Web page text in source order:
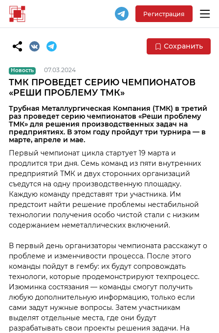
Регистрация
Сохранить
Новость 07.03.2024
ТМК ПРОВЕДЕТ СЕРИЮ ЧЕМПИОНАТОВ
«РЕШИ ПРОБЛЕМУ ТМК»
Трубная Металлургическая Компания (ТМК) в третий
раз проведет серию чемпионатов «Реши проблему
ТМК» для решения производственных задач на
предприятиях. В этом году пройдут три турнира — в
марте, апреле и мае.
Первый чемпионат цикла стартует 19 марта и
продлится три дня. Семь команд из пяти внутренних
предприятий ТМК и двух сторонних организаций
съедутся на одну производственную площадку.
Каждую команду представят три участника. Им
предстоит найти решение проблемы нестабильной
технологии получения особо чистой стали с низким
содержанием неметаллических включений.
В первый день организаторы чемпионата расскажут о
проблеме и изменчивости процесса. После этого
команды пойдут в гембу: их будут сопровождать
технологи, которые продемонстрируют техпроцесс.
Изюминка состязания — команды смогут получить
любую дополнительную информацию, только если
сами задут нужные вопросы. Затем участникам
выделят отдельные места, где они будут
разрабатывать свои проекты решения задачи. На